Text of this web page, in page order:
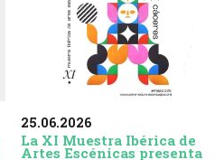
25.06.2026
La XI Muestra Ibérica de
Artes Escénicas presenta